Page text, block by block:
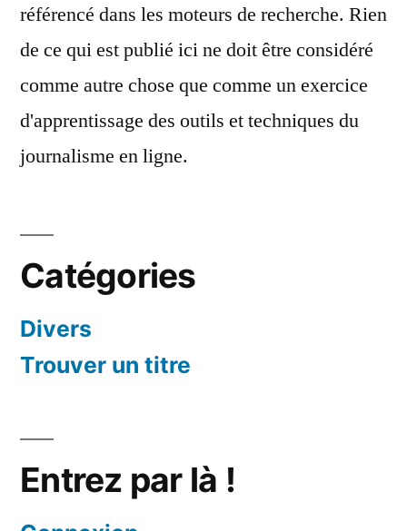
référencé dans les moteurs de recherche. Rien
de ce qui est publié ici ne doit être considéré
comme autre chose que comme un exercice
d'apprentissage des outils et techniques du
journalisme en ligne.
Catégories
Divers
Trouver un titre
Entrez par là !